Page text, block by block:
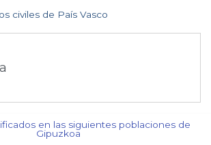
civiles de País Vasco
en las siguientes poblaciones de
Gipuzkoa​